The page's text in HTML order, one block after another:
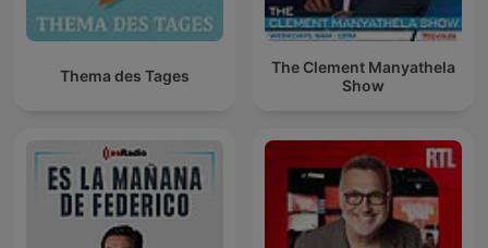
Thema des Tages
The Clement Manyathela
Show